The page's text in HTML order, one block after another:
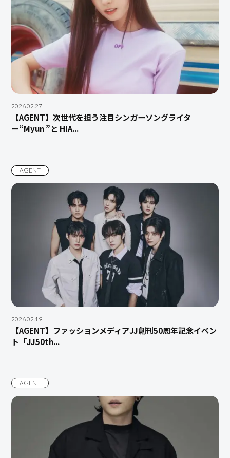
2026.02.27
【AGENT】次世代を担う注⽬シンガーソングライタ
ー“Myun ”と HIA...
AGENT
2026.02.19
【AGENT】ファッションメディアJJ創刊50周年記念イベン
ト「JJ50th...
AGENT